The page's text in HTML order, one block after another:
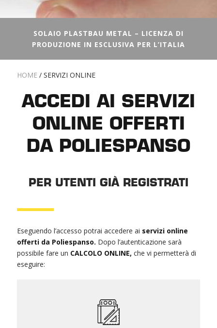
SOLAIO PLASTBAU METAL – LICENZA DI
PRODUZIONE IN ESCLUSIVA PER L’ITALIA
HOME / SERVIZI ONLINE
ACCEDI AI SERVIZI
ONLINE OFFERTI
DA POLIESPANSO
PER UTENTI GIÀ REGISTRATI
Eseguendo l’accesso potrai accedere ai servizi online
offerti da Poliespanso. Dopo l’autenticazione sarà
possibile fare un CALCOLO ONLINE, che vi permetterà di
eseguire: